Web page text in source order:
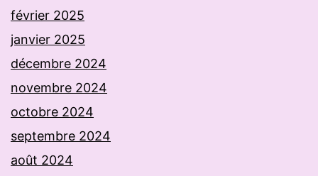
février 2025
janvier 2025
décembre 2024
novembre 2024
octobre 2024
septembre 2024
août 2024